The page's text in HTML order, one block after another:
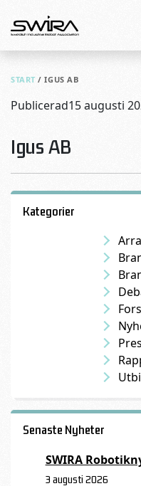
START / IGUS AB
Publicerad15 augusti
Igus AB
Kategorier
Senaste Nyheter
SWIRA
3 augusti 2026